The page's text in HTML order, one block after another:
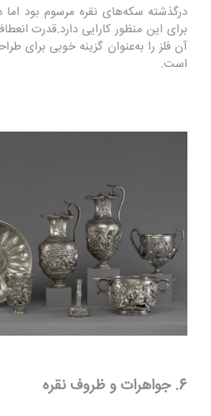
درگذشته سکه‌های نقره مرسوم بود
برای این منظور کارایی دارد.قدرت
آن فلز را به‌عنوان گزینه خوبی برای
است.
6. جواهرات و ظروف نقره